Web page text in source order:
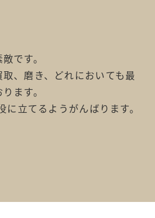
です。
、磨き、どれにおいても最
ます。
立てるようがんばります。